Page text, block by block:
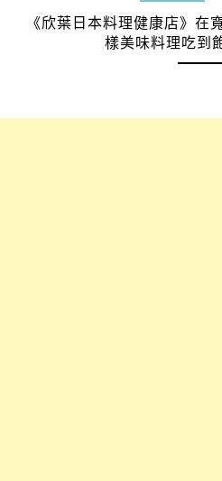
《欣葉日本料理健康店》在
樣美味料理吃到